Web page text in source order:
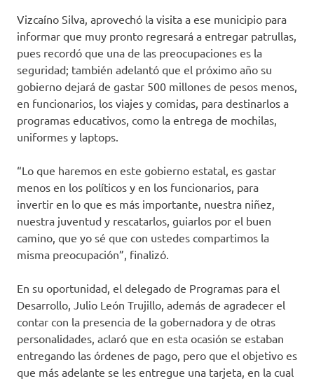
Vizcaíno Silva, aprovechó la visita a ese municipio para
informar que muy pronto regresará a entregar patrullas,
pues recordó que una de las preocupaciones es la
seguridad; también adelantó que el próximo año su
gobierno dejará de gastar 500 millones de pesos menos,
en funcionarios, los viajes y comidas, para destinarlos a
programas educativos, como la entrega de mochilas,
uniformes y laptops.
“Lo que haremos en este gobierno estatal, es gastar
menos en los políticos y en los funcionarios, para
invertir en lo que es más importante, nuestra niñez,
nuestra juventud y rescatarlos, guiarlos por el buen
camino, que yo sé que con ustedes compartimos la
misma preocupación”, finalizó.
En su oportunidad, el delegado de Programas para el
Desarrollo, Julio León Trujillo, además de agradecer el
contar con la presencia de la gobernadora y de otras
personalidades, aclaró que en esta ocasión se estaban
entregando las órdenes de pago, pero que el objetivo es
que más adelante se les entregue una tarjeta, en la cual